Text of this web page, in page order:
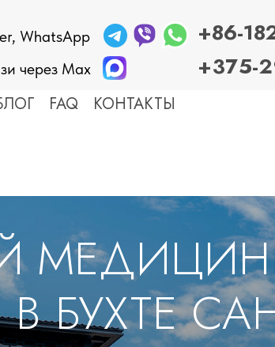
FAQ КОНТАКТЫ
+86-
+375-
через Max
WhatsApp
Эзофагит
Колит и
Болезнь Крона и
колит (НЯК)
Панкреатит
Язвенная болезнь
кишки
Желчекаменная
Желудок
СУСТАВОВ
БУХТЕ